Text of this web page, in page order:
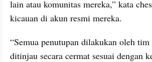
lain atau komunitas mereka,” kata
kicauan di akun resmi mereka.
“Semua penutupan dilakukan oleh
ditinjau secara cermat sesuai dengan